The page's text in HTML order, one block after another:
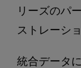
リーズのパ
ストレーシ
統合データ